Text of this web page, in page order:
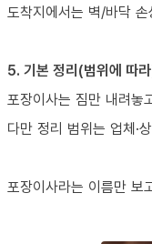
도착지에서는 벽/바닥
5. 기본 정리(범위에 따
포장이사는 짐만 내려놓
다만 정리 범위는 업체·
포장이사라는 이름만 보